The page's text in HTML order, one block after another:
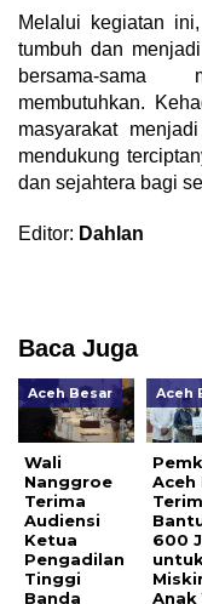
Melalui kegiatan
tumbuh dan
bersama-sama
membutuhkan.
masyarakat
mendukung
dan sejahtera bagi
Editor: Dahlan
Baca Juga
Aceh Besar
Wali
Nanggroe
Terima
Audiensi
Ketua
Pengadilan
Tinggi
Banda
Aceh
Aceh
600
Anak